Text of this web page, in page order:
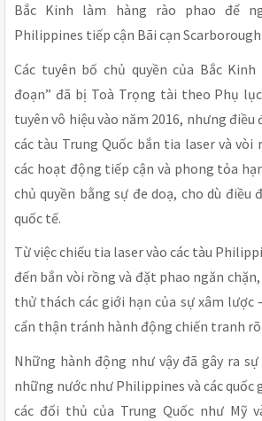
Bắc Kinh làm hàng rào phao để
Philippines tiếp cận Bãi cạn Scarborough
Các tuyên bố chủ quyền của Bắc
đoạn” đã bị Toà Trọng tài theo Phụ lục
tuyên vô hiệu vào năm 2016, nhưng
các tàu Trung Quốc bắn tia laser và vòi
các hoạt động tiếp cận và phong tỏa
chủ quyền bằng sự đe doạ, cho dù
quốc tế.
Từ việc chiếu tia laser vào các tàu
đến bắn vòi rồng và đặt phao ngăn
thử thách các giới hạn của sự xâm lược
cẩn thận tránh hành động chiến tranh
Những hành động như vậy đã gây ra
những nước như Philippines và các quốc
các đối thủ của Trung Quốc như Mỹ